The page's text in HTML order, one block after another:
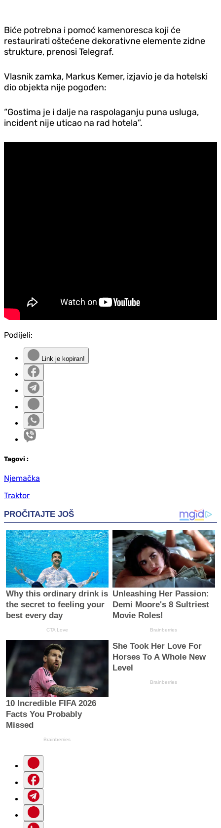
Biće potrebna i pomoć kamenoresca koji će
restaurirati oštećene dekorativne elemente zidne
strukture, prenosi Telegraf.
Vlasnik zamka, Markus Kemer, izjavio je da hotelski
dio objekta nije pogođen:
“Gostima je i dalje na raspolaganju puna usluga,
incident nije uticao na rad hotela”.
Podijeli:
Link je kopiran!
Tagovi :
Njemačka
Traktor